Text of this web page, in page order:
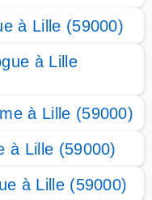
à Lille (59000)
à Lille
à Lille (59000)
à Lille (59000)
à Lille (59000)